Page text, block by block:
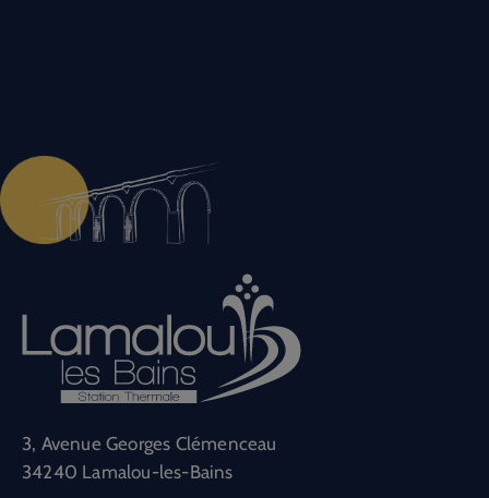
3, Avenue Georges Clémenceau
34240 Lamalou-les-Bains